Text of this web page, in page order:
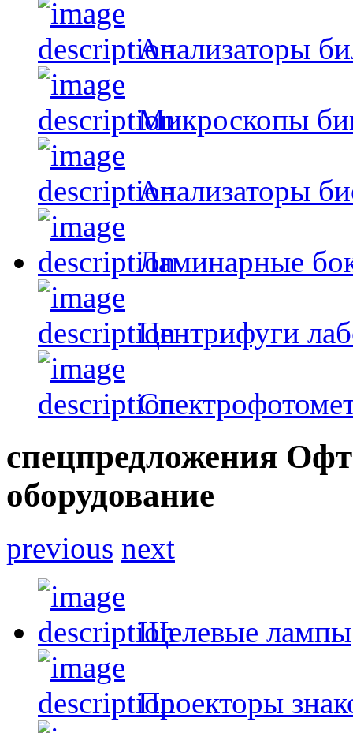
Анализаторы
Микроскопы
Анализаторы
Ламинарные
Центрифуги
спецпредложения
оборудование
previous next
Щелевые лампы
Проекторы